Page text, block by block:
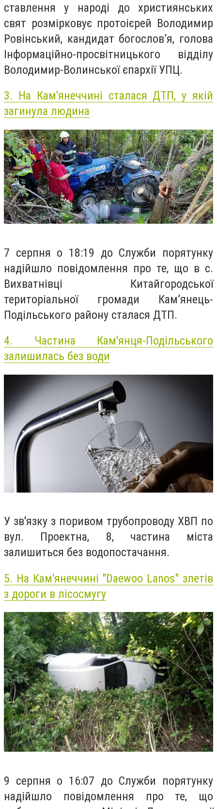
ставлення у народі до християнських
свят розмірковує протоієрей Володимир
Ровінський, кандидат богослов’я, голова
Інформаційно-просвітницького відділу
Володимир-Волинської єпархії УПЦ.
3. На Кам'янеччині сталася ДТП, у якій
загинула людина
7 серпня о 18:19 до Служби порятунку
надійшло повідомлення про те, що в с.
Вихватнівці Китайгородської
територіальної громади Кам’янець-
Подільського району сталася ДТП.
4. Частина Кам'янця-Подільського
залишилась без води
У зв'язку з поривом трубопроводу ХВП по
вул. Проектна, 8, частина міста
залишиться без водопостачання.
5. На Кам'янеччині "Daewoo Lanos" злетів
з дороги в лісосмугу
9 серпня о 16:07 до Служби порятунку
надійшло повідомлення про те, що